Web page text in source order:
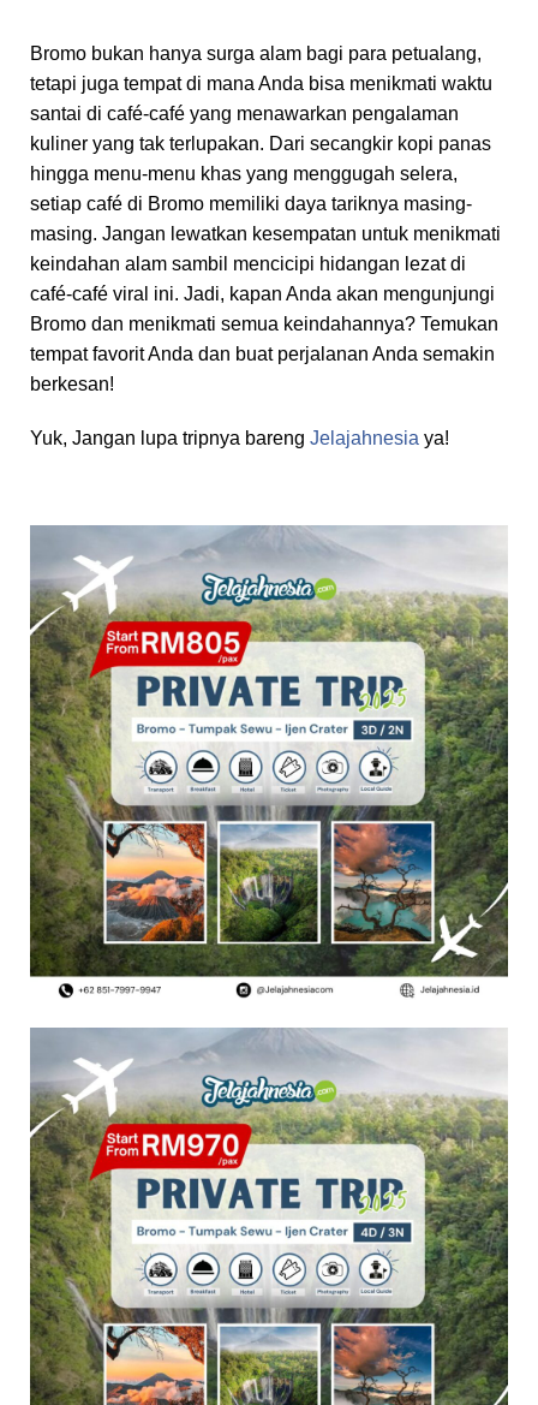
Bromo bukan hanya surga alam bagi para petualang,
tetapi juga tempat di mana Anda bisa menikmati waktu
santai di café-café yang menawarkan pengalaman
kuliner yang tak terlupakan. Dari secangkir kopi panas
hingga menu-menu khas yang menggugah selera,
setiap café di Bromo memiliki daya tariknya masing-
masing. Jangan lewatkan kesempatan untuk menikmati
keindahan alam sambil mencicipi hidangan lezat di
café-café viral ini. Jadi, kapan Anda akan mengunjungi
Bromo dan menikmati semua keindahannya? Temukan
tempat favorit Anda dan buat perjalanan Anda semakin
berkesan!
Yuk, Jangan lupa tripnya bareng Jelajahnesia ya!